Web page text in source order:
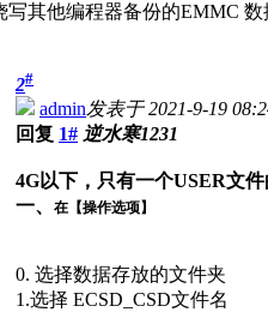
写其他编程器备份的EMMC
2#
admin发表于 2021-9-19
回复 1# 逆水寒1231
4G以下，只有一个USER文
一、
在【操作选项】
0. 选择数据存放的文件夹
1.选择 ECSD_CSD文件名